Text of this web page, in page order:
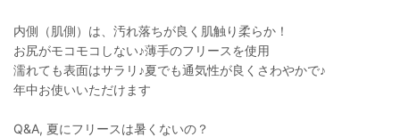
内側（肌側）は、汚れ落ちが良く肌触り柔らか！
お尻がモコモコしない♪薄手のフリースを使用
濡れても表面はサラリ♪夏でも通気性が良くさわやかで♪
年中お使いいただけます
Q&A, 夏にフリースは暑くないの？